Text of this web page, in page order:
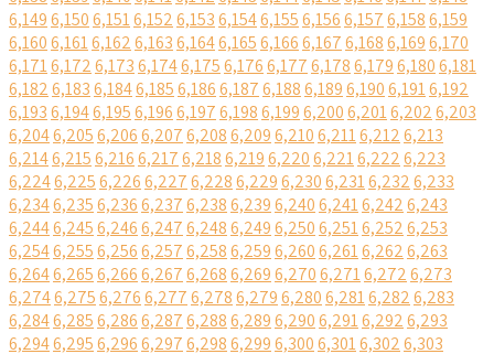
6,1496,1506,1516,1526,1536,1546,1556,1566,1576,1586,159
6,1606,1616,1626,1636,1646,1656,1666,1676,1686,1696,170
6,1716,1726,1736,1746,1756,1766,1776,1786,1796,1806,181
6,1826,1836,1846,1856,1866,1876,1886,1896,1906,1916,192
6,1936,1946,1956,1966,1976,1986,1996,2006,2016,2026,203
6,2046,2056,2066,2076,2086,2096,2106,2116,2126,213
6,2146,2156,2166,2176,2186,2196,2206,2216,2226,223
6,2246,2256,2266,2276,2286,2296,2306,2316,2326,233
6,2346,2356,2366,2376,2386,2396,2406,2416,2426,243
6,2446,2456,2466,2476,2486,2496,2506,2516,2526,253
6,2546,2556,2566,2576,2586,2596,2606,2616,2626,263
6,2646,2656,2666,2676,2686,2696,2706,2716,2726,273
6,2746,2756,2766,2776,2786,2796,2806,2816,2826,283
6,2846,2856,2866,2876,2886,2896,2906,2916,2926,293
6,2946,2956,2966,2976,2986,2996,3006,3016,3026,303